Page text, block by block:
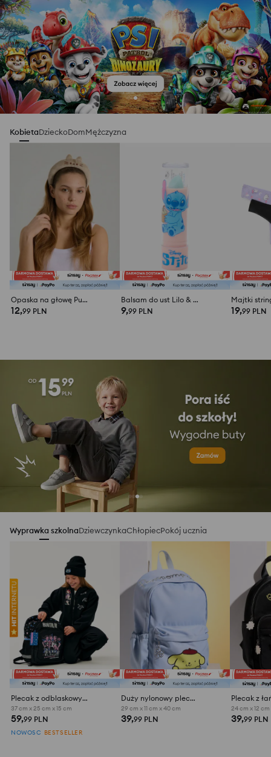
KobietaDzieckoDomMężczyzna
Opaska na głowę Pusheen the Cat
12,99 PLN
Balsam do ust Lilo & Stitch
9,99 PLN 19,99 PLN
Wyprawka szkolnaDziewczynkaChłopiecPokój ucznia
Plecak z odblaskowymi elementami K-Pop Demon Hunters
37 cm x 25 cm x 15 cm
59,99 PLN
NOWOŚĆ BESTSELLER
Duży nylonowy plecak z nadrukiem
29 cm x 11 cm x 40 cm
39,99 PLN
24 cm x 12
39,99 PLN